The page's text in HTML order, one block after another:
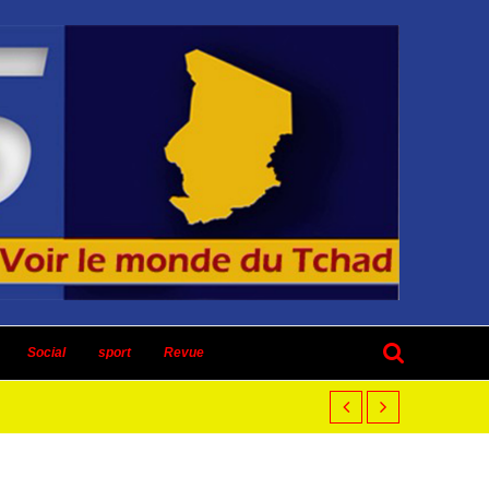
Social sport Revue